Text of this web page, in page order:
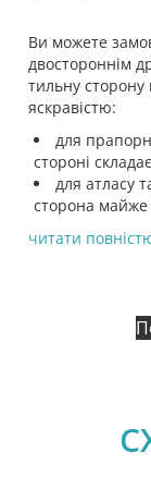
Ви можете
двостороннім
тильну
яскравістю:
для
стороні
для атласу
сторона майже
читати